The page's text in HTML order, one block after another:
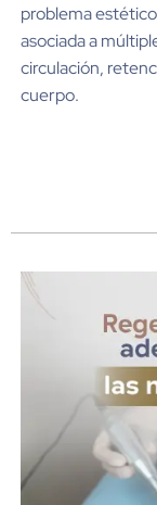
problema
asociada a
circulación,
cuerpo.